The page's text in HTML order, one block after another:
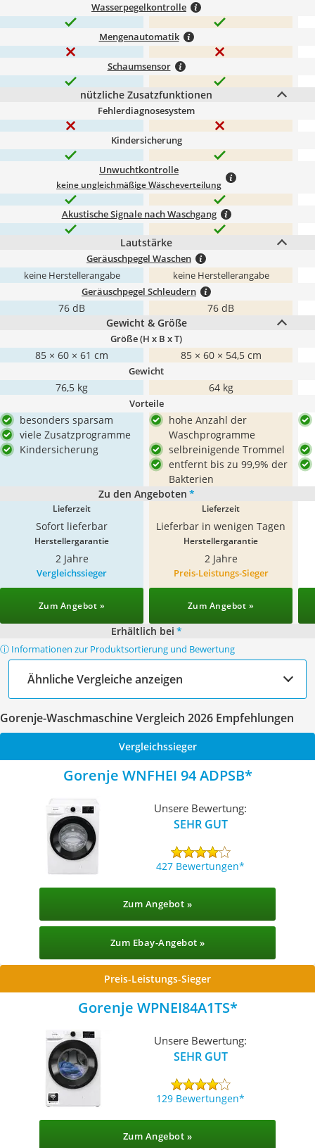
Wasserpegelkontrolle
Mengenautomatik
Schaumsensor
nützliche Zusatzfunktionen
Fehlerdiagnosesystem
Kindersicherung
Unwuchtkontrolle
keine ungleichmäßige Wäscheverteilung
Akustische Signale nach Waschgang
Lautstärke
Geräuschpegel Waschen
keine Herstellerangabe keine Herstellerangabe
Geräuschpegel Schleudern
76 dB
76 dB
Gewicht & Größe
Größe (H x B x T)
85 × 60 × 61 cm 85 × 60 × 54,5 cm
Gewicht
76,5 kg 64 kg
Vorteile
besonders sparsam
viele Zusatzprogramme
Kindersicherung
hohe Anzahl der
Waschprogramme
selbreinigende Trommel
entfernt bis zu 99,9% der
Bakterien
Zu den Angeboten *
Lieferzeit
Sofort lieferbar
Lieferzeit
Lieferbar in wenigen Tagen
Herstellergarantie
2 Jahre
Herstellergarantie
2 Jahre
Vergleichssieger
Zum Angebot »
Preis-Leistungs-Sieger
Zum Angebot »
Erhältlich bei *
ⓘ Informationen zur Produktsortierung und Bewertung
Ähnliche Vergleiche anzeigen
Gorenje-Waschmaschine Vergleich 2026 Empfehlungen
Vergleichssieger
Gorenje WNFHEI 94 ADPSB
Unsere Bewertung:
SEHR GUT
427 Bewertungen
Zum Angebot »
Zum Ebay-Angebot »
Preis-Leistungs-Sieger
Gorenje WPNEI84A1TS
Unsere Bewertung:
SEHR GUT
129 Bewertungen
Zum Angebot »